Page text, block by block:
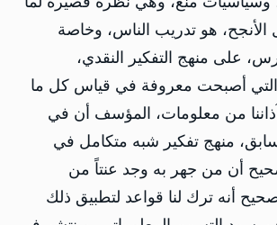
الأنجح، هو تدريب الناس، وخاصة
على منهج التفكير النقدي،
التي أصبحت معروفة في قياس كل ما
من معلومات، المؤسف أن في
منهج تفكير شبه متكامل في
صحيح أن من جهر به وجد عنتاً من
أنه ترك لنا قواعد لتطبيق ذلك